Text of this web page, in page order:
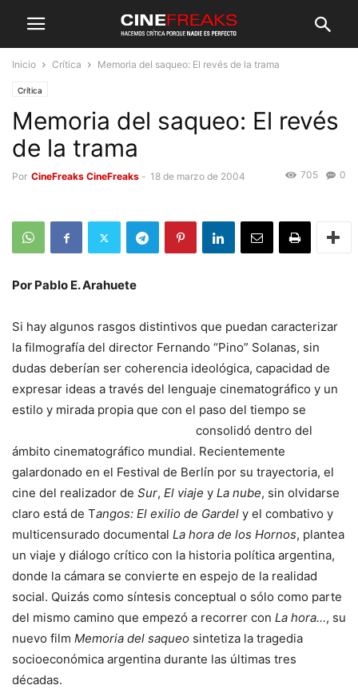
Inicio Crítica Memoria del saqueo: El revés de la trama
Crítica
Memoria del saqueo: El revés
de la trama
Por CineFreaks CineFreaks - 18 de marzo de 2004 0
705
Por Pablo E. Arahuete
Si hay algunos rasgos distintivos que puedan caracterizar
la filmografía del director Fernando “Pino” Solanas, sin
dudas deberían ser coherencia ideológica, capacidad de
expresar ideas a través del lenguaje cinematográfico y un
estilo y mirada propia que con el paso del tiempo se
consolidó dentro del
ámbito cinematográfico mundial. Recientemente
galardonado en el Festival de Berlín por su trayectoria, el
cine del realizador de Sur, El viaje y La nube, sin olvidarse
claro está de Tangos: El exilio de Gardel y el combativo y
multicensurado documental La hora de los Hornos, plantea
un viaje y diálogo crítico con la historia política argentina,
donde la cámara se convierte en espejo de la realidad
social. Quizás como síntesis conceptual o sólo como parte
del mismo camino que empezó a recorrer con La hora…, su
nuevo film Memoria del saqueo sintetiza la tragedia
socioeconómica argentina durante las últimas tres
décadas.